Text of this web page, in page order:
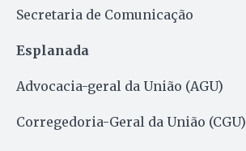
Secretaria de Comunicação
Esplanada
Advocacia-geral da União (AGU)
Corregedoria-Geral da União (CGU)